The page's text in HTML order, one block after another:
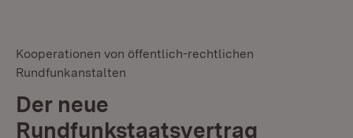
Kooperationen von öffentlich-rechtlichen
Rundfunkanstalten
Der neue
Rundfunkstaatsvertrag